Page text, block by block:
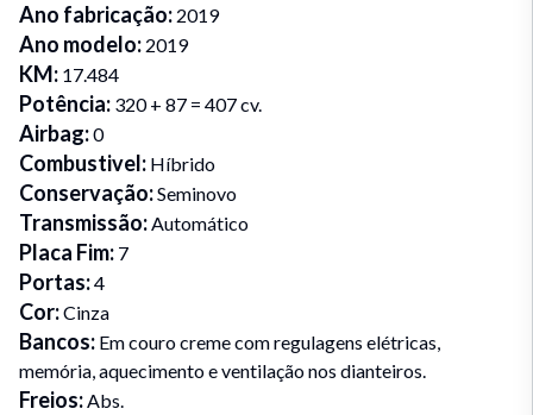
Ano fabricação: 2019
Ano modelo: 2019
KM: 17.484
Potência: 320 + 87 = 407 cv.
Airbag:0
Combustivel: Híbrido
Conservação:Seminovo
Transmissão:Automático
Placa Fim: 7
Portas:4
Cor:Cinza
Bancos: Em couro creme com regulagens elétricas,
memória, aquecimento e ventilação nos dianteiros.
Freios:Abs.